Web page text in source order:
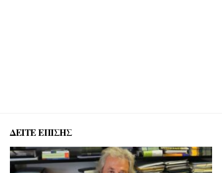
ΔΕΙΤΕ ΕΠΙΣΗΣ